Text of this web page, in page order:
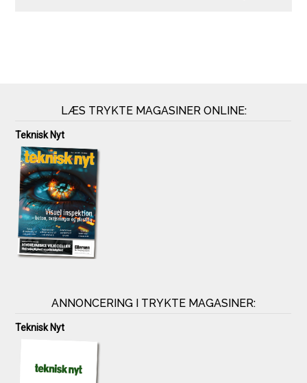
LÆS TRYKTE MAGASINER ONLINE:
Teknisk Nyt
ANNONCERING I TRYKTE MAGASINER:
Teknisk Nyt